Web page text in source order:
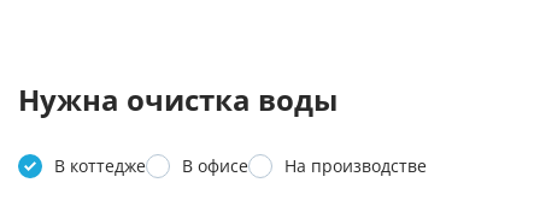
Нужна очистка воды
В коттедже В офисе На производстве